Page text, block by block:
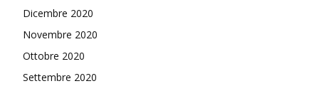
Dicembre 2020
Novembre 2020
Ottobre 2020
Settembre 2020